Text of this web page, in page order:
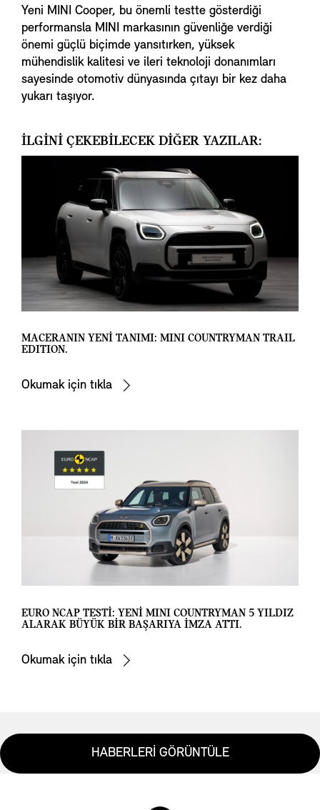
Yeni MINI Cooper, bu önemli testte gösterdiği
performansla MINI markasının güvenliğe verdiği
önemi güçlü biçimde yansıtırken, yüksek
mühendislik kalitesi ve ileri teknoloji donanımları
sayesinde otomotiv dünyasında çıtayı bir kez daha
yukarı taşıyor.
İLGİNİ ÇEKEBİLECEK DİĞER YAZILAR:
MACERANIN YENİ TANIMI: MINI COUNTRYMAN TRAIL
EDITION.
Okumak için tıkla
EURO NCAP TESTİ: YENİ MINI COUNTRYMAN 5 YILDIZ
ALARAK BÜYÜK BİR BAŞARIYA İMZA ATTI.
Okumak için tıkla
HABERLERİ GÖRÜNTÜLE